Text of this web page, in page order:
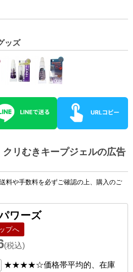
ッズ
リむきキープジェルの広告
料や手数料を必ずご確認の上、購入のご
ワーズ
プへ
(税込)
★★★★☆価格帯平均的、在庫